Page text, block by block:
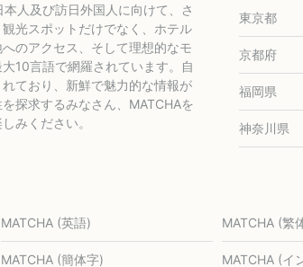
人及び訪日外国人に向けて、さ
光スポットだけでなく、ホテル
のアクセス、そして理想的なモ
10言語で網羅されています。自
ており、新鮮で魅力的な情報が
探求するみなさん、MATCHAを
みください。
東京都
京都府
福岡県
神奈川県
MATCHA (英語) MATCHA (繁
MATCHA (簡体字) MATCHA (イ